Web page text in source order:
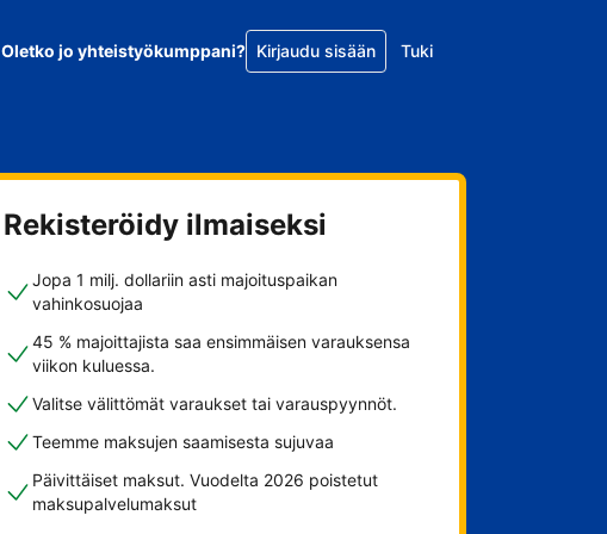
Oletko jo yhteistyökumppani? Kirjaudu sisään Tuki
Rekisteröidy ilmaiseksi
Jopa 1 milj. dollariin asti majoituspaikan
vahinkosuojaa
45 % majoittajista saa ensimmäisen varauksensa
viikon kuluessa.
Valitse välittömät varaukset tai varauspyynnöt.
Teemme maksujen saamisesta sujuvaa
Päivittäiset maksut. Vuodelta 2026 poistetut
maksupalvelumaksut